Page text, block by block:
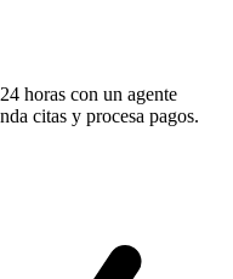
horas con un agente
citas y procesa pagos.